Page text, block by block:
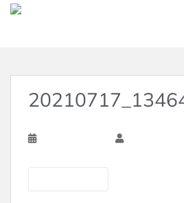
Skip to main content